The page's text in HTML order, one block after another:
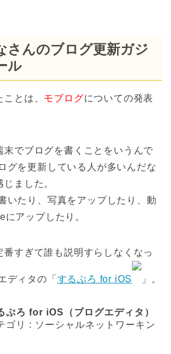
さんのブログ更新ガジ
ル
とは、 モブログについての発表
末でブログを書くことをいうんで
グを更新している人が多いんだな
ました。
いたり、写真をアップしたり、動
アップしたり。
すぎて誰も説明すらしなくなっ
ディタの「 するぷろ for iOS 」。
ぷろ for iOS（ブログエディタ）
ゴリ : ソーシャルネットワーキン